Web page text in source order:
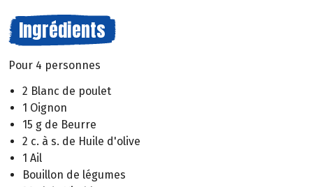
Ingrédients
Pour 4 personnes
2 Blanc de poulet
1 Oignon
15 g de Beurre
2 c. à s. de Huile d'olive
1 Ail
Bouillon de légumes